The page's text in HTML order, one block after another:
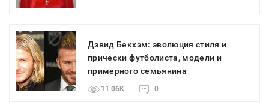
Дэвид Бекхэм: эволюция стиля и
прически футболиста, модели и
примерного семьянина
11.06K 0